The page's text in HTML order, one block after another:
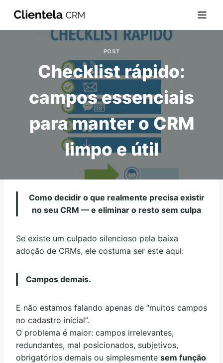
POST
Checklist rápido:
campos essenciais
para manter o CRM
limpo e útil
Como decidir o que realmente precisa existir
no seu CRM — e eliminar o resto sem culpa
Se existe um culpado silencioso pela baixa
adoção de CRMs, ele costuma ser este aqui:
Campos demais.
E não estamos falando apenas de “muitos campos
no cadastro inicial”.
O problema é maior: campos irrelevantes,
redundantes, mal posicionados, subjetivos,
obrigatórios demais ou simplesmente sem função